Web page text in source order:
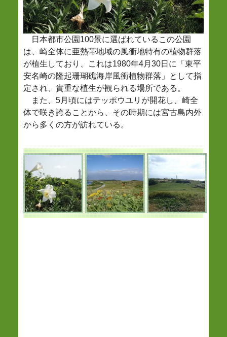
日本都市公園100景に選ばれているこの公園
は、崎全体に亜熱帯地域の風衝地特有の植物群落
が植生しており、これは1980年4月30日に「東平
安名崎の隆起珊瑚礁海岸風衝植物群落」として指
定され、貴重な植生が観られる場所である。
また、5月頃にはテッポウユリが開花し、崎全
体で咲き誇ることから、その時期には宮古島内外
から多くの方が訪れている。